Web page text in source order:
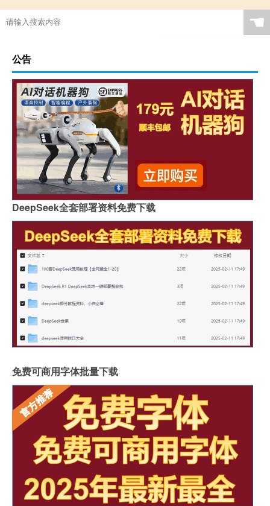
☚
公告
DeepSeek全套部署资料免费下载
免费可商用字体批量下载